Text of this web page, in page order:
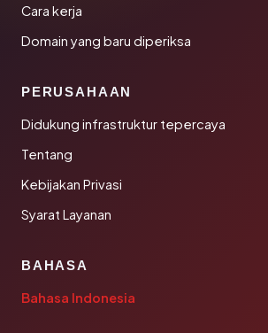
Cara kerja
Domain yang baru diperiksa
PERUSAHAAN
Didukung infrastruktur tepercaya
Tentang
Kebijakan Privasi
Syarat Layanan
BAHASA
Bahasa Indonesia